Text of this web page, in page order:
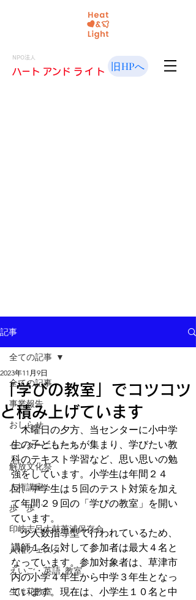
NPO法人
​ハート アンド ライト 旧HPへ
記事
全ての記事
事業報告
おしらせ
センターニュース
解放文化祭
人権講座
歩゜歩゜
印岐志呂太鼓芦浦保存会
人権フェスタ
えいご・英語_教室
生け花教室
全ての記事
「学びの教室」でコツコツ
と積み上げています
2023年11月9日
木曜日の夕方、当センターに小中学
生の子どもたちが集まり、学びたい教
科のテキスト学習など、思い思いの勉
強をしています。小学生は年間２４
回、中学生は５回のテスト対策を加え
て年間２９回の「学びの教室」を開い
ています。
少人数指導型で行われているため、
講師１名に対して参加者は最大４名と
なっています。参加対象者は、草津市
内の小学４年生から中学３年生となっ
ています。現在は、小学生１０名と中